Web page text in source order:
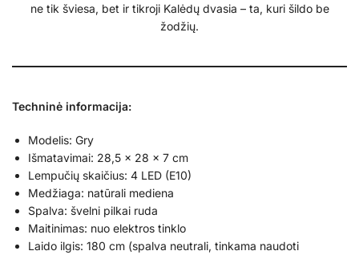
ne tik šviesa, bet ir tikroji Kalėdų dvasia – ta, kuri šildo be
žodžių.
Techninė informacija:
Modelis: Gry
Išmatavimai: 28,5 × 28 × 7 cm
Lempučių skaičius: 4 LED (E10)
Medžiaga: natūrali mediena
Spalva: švelni pilkai ruda
Maitinimas: nuo elektros tinklo
Laido ilgis: 180 cm (spalva neutrali, tinkama naudoti